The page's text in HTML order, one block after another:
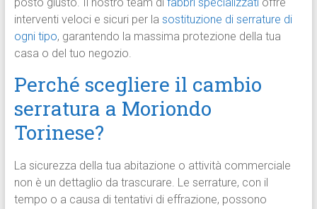
interventi veloci e sicuri per la sostituzione di serrature di
ogni tipo, garantendo la massima protezione della tua
casa o del tuo negozio.
Perché scegliere il cambio
serratura a Moriondo
Torinese?
La sicurezza della tua abitazione o attività commerciale
non è un dettaglio da trascurare. Le serrature, con il
tempo o a causa di tentativi di effrazione, possono